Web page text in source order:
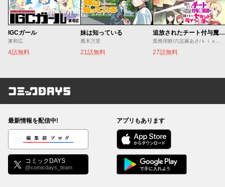
IGCガール
東和広
4話無料
妹は知っている
雁木万里
21話無料
追放されたチート付与魔術師は気ままなセカンドライフを謳歌する。 ～俺は武器だけじゃなく、あらゆるものに『強化ポイント』を付与できるし、俺の意思でいつでも効果を解除できるけど、残った人たち大丈夫？～
27話無料
コミックDAYS
最新情報を配信中!
編集部ブログ
コミックDAYS
@comicdays_team
アプリもあります